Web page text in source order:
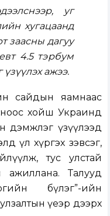
уг
хугацаанд
заасны дагуу
4.5 тэрбум
ажээ.
сайдын яамнаас
хойш Украинд
дэмжлэг үзүүлээд
үл хүргэх зэвсэг,
тус улстай
ажиллана. Талууд
бүлэг”-ийн
үеэр дээрх